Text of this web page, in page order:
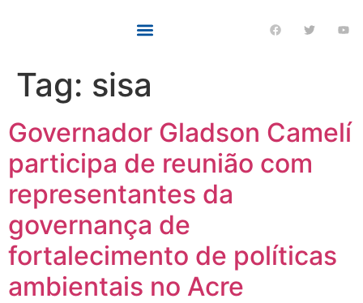
Tag: sisa
Governador Gladson Camelí
participa de reunião com
representantes da
governança de
fortalecimento de políticas
ambientais no Acre